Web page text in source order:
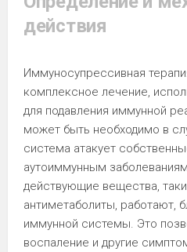
действия
Иммуносупрессивная
комплексное лечение,
для подавления иммунной
может быть необходимо в
система атакует
аутоиммунным
действующие вещества,
антиметаболиты, работают,
иммунной системы. Это
воспаление и другие